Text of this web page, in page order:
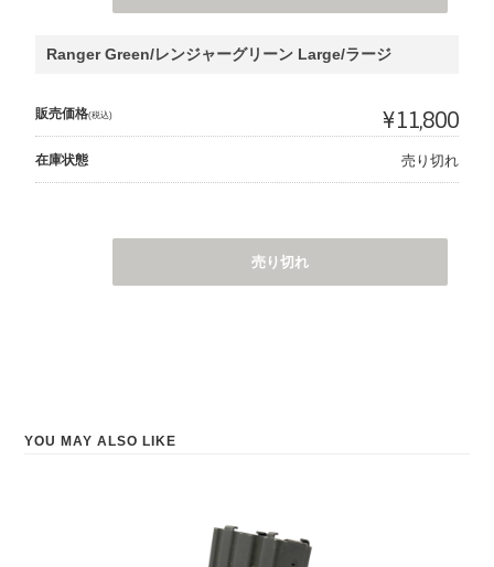
Ranger Green/レンジャーグリーン Large/ラージ
販売価格(税込) ¥11,800
在庫状態 売り切れ
売り切れ
YOU MAY ALSO LIKE